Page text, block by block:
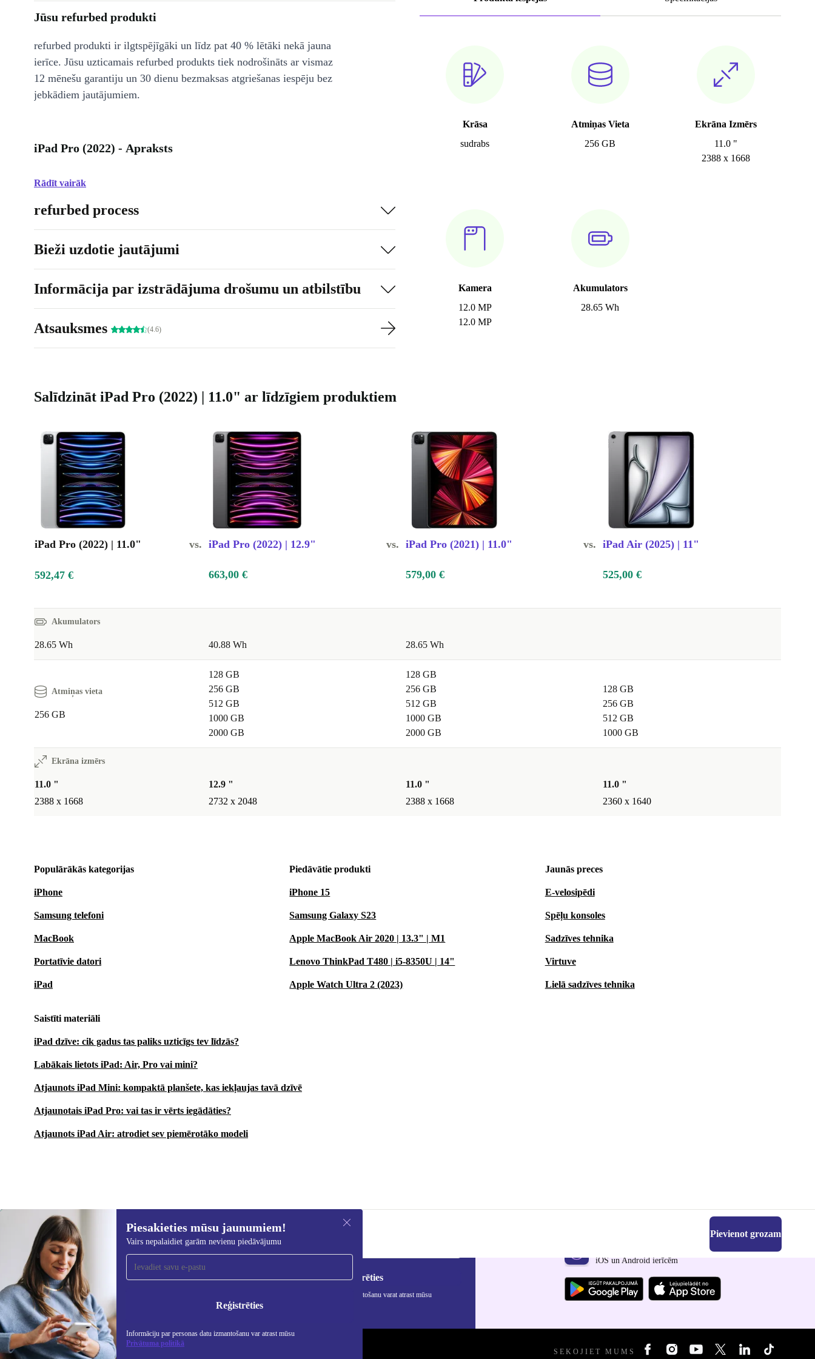
Krāsa
sudrabs
Atmiņas Vieta
256 GB
Ekrāna Izmērs
11.0 "
2388 x 1668
Kamera
12.0 MP
12.0 MP
Akumulators
28.65 Wh
Jūsu refurbed produkti
refurbed produkti ir ilgtspējīgāki un līdz pat 40 % lētāki nekā jauna
ierīce. Jūsu uzticamais refurbed produkts tiek nodrošināts ar vismaz
12 mēnešu garantiju un 30 dienu bezmaksas atgriešanas iespēju bez
jebkādiem jautājumiem.
iPad Pro (2022) - Apraksts
Rādīt vairāk
refurbed process
Bieži uzdotie jautājumi
Informācija par izstrādājuma drošumu un atbilstību
Atsauksmes (4.6)
Salīdzināt iPad Pro (2022) | 11.0" ar līdzīgiem produktiem
iPad Pro (2022) | 11.0" vs. iPad Pro (2022) | 12.9" vs. iPad Pro (2021) | 11.0" vs. iPad Air (2025) | 11"
592,47 € 663,00 € 579,00 € 525,00 €
Akumulators
28.65 Wh 40.88 Wh 28.65 Wh
Atmiņas vieta
256 GB
128 GB
256 GB
512 GB
1000 GB
2000 GB
128 GB
256 GB
512 GB
1000 GB
2000 GB
128 GB
256 GB
512 GB
1000 GB
Ekrāna izmērs
11.0 "
2388 x 1668
12.9 "
2732 x 2048
11.0 "
2388 x 1668
11.0 "
2360 x 1640
Populārākās kategorijas
iPhone
Samsung telefoni
MacBook
Portatīvie datori
iPad
Piedāvātie produkti
iPhone 15
Samsung Galaxy S23
Apple MacBook Air 2020 | 13.3" | M1
Lenovo ThinkPad T480 | i5-8350U | 14"
Apple Watch Ultra 2 (2023)
Jaunās preces
E-velosipēdi
Spēļu konsoles
Sadzīves tehnika
Virtuve
Lielā sadzīves tehnika
Saistīti materiāli
iPad dzīve: cik gadus tas paliks uzticīgs tev līdzās?
Labākais lietots iPad: Air, Pro vai mini?
Atjaunots iPad Mini: kompaktā planšete, kas iekļaujas tavā dzīvē
Atjaunotais iPad Pro: vai tas ir vērts iegādāties?
Atjaunots iPad Air: atrodiet sev piemērotāko modeli
592,47 € Pievienot grozam
Piesakieties mūsu jaunumiem!
Vairs nepalaidiet garām nevienu piedāvājumu
Reģistrēties
Informāciju par personas datu izmantošanu var atrast mūsu
Privātuma politikā
Piesakieties mūsu jaunumu
saņemšanai!
Nekad vairs nepalaidiet garām nevienu
piedāvājumu.
Reģistrēties
Informāciju par personas datu izmantošanu varat atrast mūsu
Privātuma politikā
Lejupielādējiet refurbed lietotni
iOS un Android ierīcēm
REFURBED - RETHINK NEW. SEKOJIET MUMS